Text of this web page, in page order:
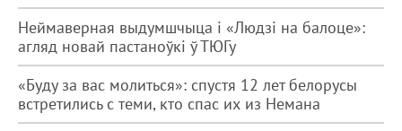
Неймаверная выдумшчыца і «Людзі на балоце»:
агляд новай пастаноўкі ў ТЮГу
«Буду за вас молиться»: спустя 12 лет белорусы
встретились с теми, кто спас их из Немана